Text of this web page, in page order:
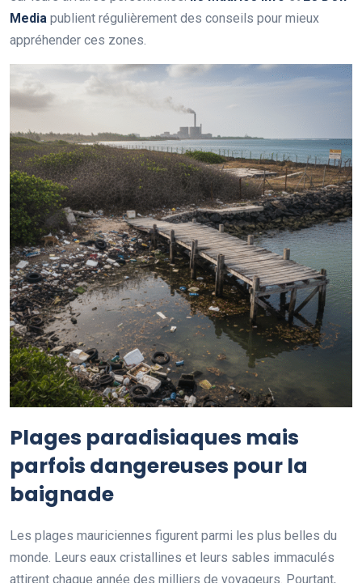
Media publient régulièrement des conseils pour mieux
appréhender ces zones.
Plages paradisiaques mais
parfois dangereuses pour la
baignade
Les plages mauriciennes figurent parmi les plus belles du
monde. Leurs eaux cristallines et leurs sables immaculés
attirent chaque année des milliers de voyageurs. Pourtant,